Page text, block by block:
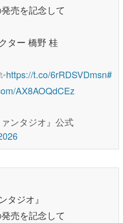
売を記念して
ター 橋野 桂
https://t.co/6rRDSVDmsn#
AX8AOQdCEz
ンタジオ』公式
タジオ』
売を記念して